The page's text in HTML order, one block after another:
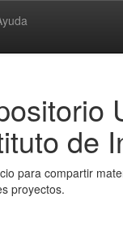
de
para compartir
proyectos.